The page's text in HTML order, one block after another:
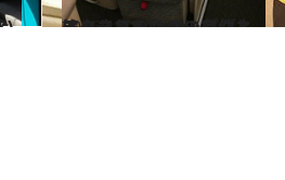
？ 2016.1.11
エコノミーなのにビジネスクラスへ!? アップグレードされるための条件とは？
旅＆お出かけ